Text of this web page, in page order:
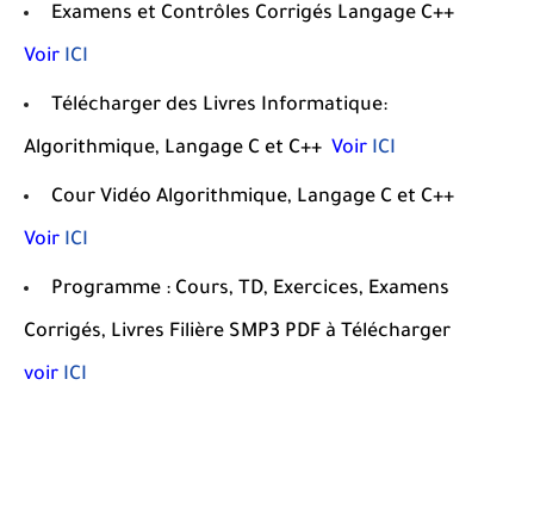
Examens et Contrôles Corrigés Langage C++
Voir ICI
Télécharger des Livres Informatique:
Algorithmique, Langage C et C++ Voir ICI
Cour Vidéo Algorithmique, Langage C et C++
Voir ICI
Programme : Cours, TD, Exercices, Examens
Corrigés, Livres Filière SMP3 PDF à Télécharger
voir ICI